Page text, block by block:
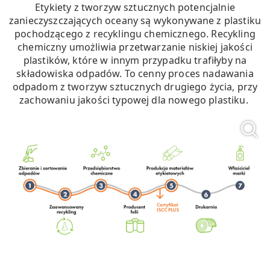
Etykiety z tworzyw sztucznych potencjalnie
zanieczyszczających oceany są wykonywane z plastiku
pochodzącego z recyklingu chemicznego. Recykling
chemiczny umożliwia przetwarzanie niskiej jakości
plastików, które w innym przypadku trafiłyby na
składowiska odpadów. To cenny proces nadawania
odpadom z tworzyw sztucznych drugiego życia, przy
zachowaniu jakości typowej dla nowego plastiku.